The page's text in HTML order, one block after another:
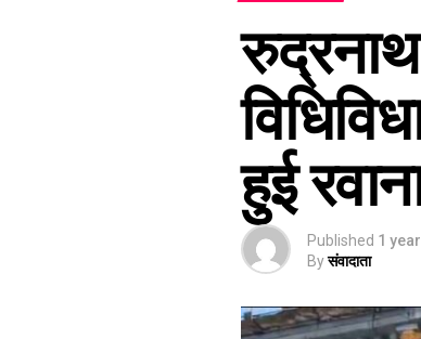
हुई
Published 1
Byसंवादाता